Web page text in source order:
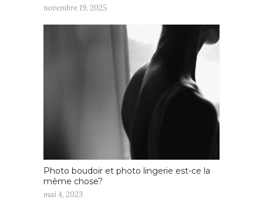
novembre 19, 2025
Photo boudoir et photo lingerie est-ce la
même chose?
mai 4, 2023